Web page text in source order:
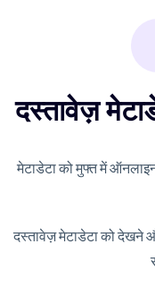
दस्तावेज़
मेटाडेटा को मुफ्त में
दस्तावेज़ मेटाडेटा को देखने